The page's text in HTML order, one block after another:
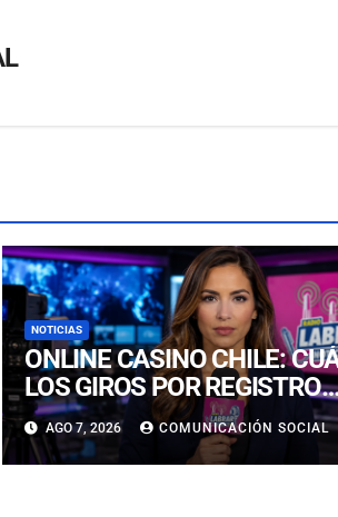
NOTICIAS
ONLINE CASINO CHILE:
LOS GIROS POR REGISTRO
REALMENTE SIRVEN
AGO 7, 2026 COMUNICACIÓN SOCIAL